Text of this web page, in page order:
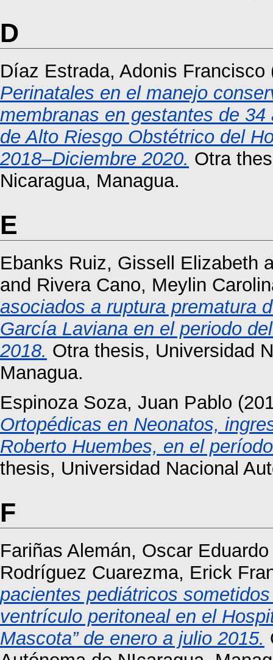
D
Díaz Estrada, Adonis Francisco
Perinatales en el manejo
membranas en gestantes de
de Alto Riesgo Obstétrico del
2018–Diciembre 2020. Otra
Nicaragua, Managua.
E
Ebanks Ruiz, Gissell Elizabeth
and Rivera Cano, Meylin
asociados a ruptura prematura
García Laviana en el periodo
2018. Otra thesis, Universidad
Managua.
Espinoza Soza, Juan Pablo
Ortopédicas en Neonatos,
Roberto Huembes, en el
thesis, Universidad Nacional
F
Fariñas Alemán, Oscar Eduardo
Rodríguez Cuarezma, Erick
pacientes pediátricos
ventrículo peritoneal en el
Mascota” de enero a julio 2015.